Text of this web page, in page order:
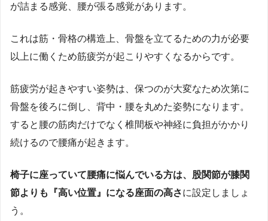
が詰まる感覚、腰が張る感覚があります。
これは筋・骨格の構造上、骨盤を立てるための力が必要
以上に働くため筋疲労が起こりやすくなるからです。
筋疲労が起きやすい姿勢は、保つのが大変なため次第に
骨盤を後ろに倒し、背中・腰を丸めた姿勢になります。
すると腰の筋肉だけでなく椎間板や神経に負担がかかり
続けるので腰痛が起きます。
椅子に座っていて腰痛に悩んでいる方は、股関節が膝関
節よりも『高い位置』になる座面の高さに設定しましょ
う。